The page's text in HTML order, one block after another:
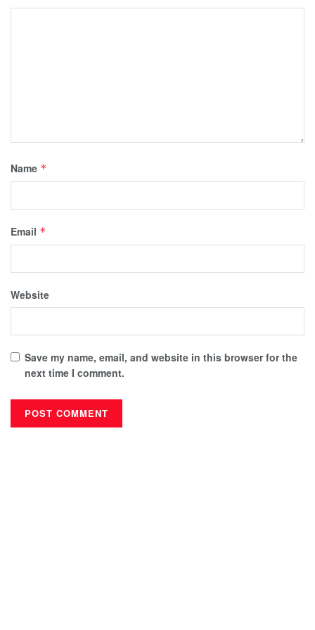
Name *
Email *
Website
Save my name, email, and website in this browser for the
next time I comment.